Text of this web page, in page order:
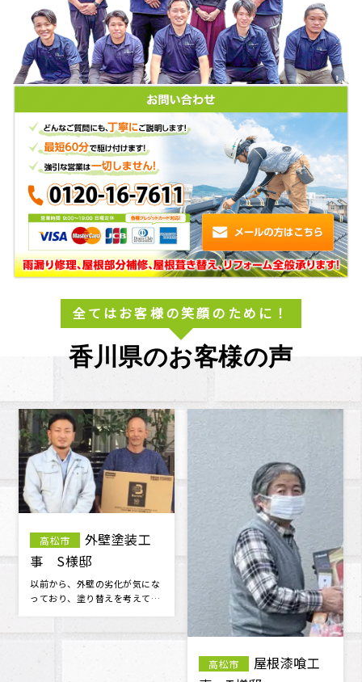
全てはお客様の笑顔のために！
香川県のお客様の声
高松市
屋根漆喰工
事 S様邸
以前から屋根の漆喰部分が傷ん
でいるのが気になっていまし
高松市
外壁塗装工
事 屋根塗装工事 S
様邸
外壁の汚れが目立ち始めたの
で、お見積もりをお願いしまし
た。 とても丁寧に見てくださ
り、コチラ･･･